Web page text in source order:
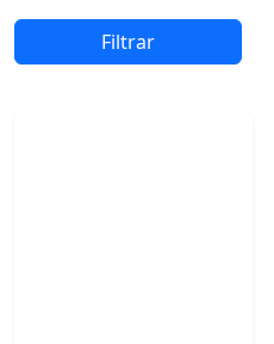
Filtrar